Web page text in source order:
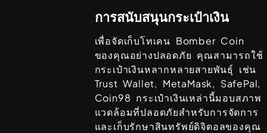
การสนับสนุนกระเป๋าเงิน
เพื่อจัดเก็บโทเคน Bomber Coin
ของคุณอย่างปลอดภัย คุณสามารถใช้
กระเป๋าเงินหลากหลายสายพันธ์ุ เช่น
Trust Wallet, MetaMask, SafePal,
Coin98 กระเป๋าเงินเหล่านี้มอบสภาพ
แวดล้อมที่ปลอดภัยสำหรับการจัดการ
และเก็บรักษาสินทรัพย์ดิจิตอลของคุณ